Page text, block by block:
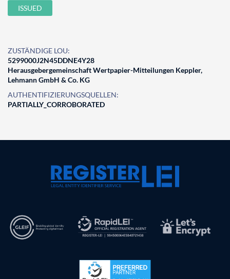
ISSUED
ZUSTÄNDIGE LOU:
5299000J2N45DDNE4Y28
Herausgebergemeinschaft Wertpapier-Mitteilungen Keppler,
Lehmann GmbH & Co. KG
AUTHENTIFIZIERUNGSQUELLEN:
PARTIALLY_CORROBORATED